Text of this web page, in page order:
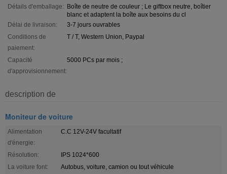
Détails d'emballage: Boîte de neutre de couleur ; Le giftbox neutre, boîtier
blanc et adaptent la boîte aux besoins du cl
Délai de livraison:
3-7 jours ouvrables
Conditions de
paiement:
T / T, Western Union, Paypal
Capacité
d'approvisionnement:
5000 PCs par mois ;
description de
Moniteur de voiture
Alimentation
d'énergie:
C.C 12V-24V facultatif
Résolution:
IPS 1024*600
La voiture font:
Autobus, voiture, camion ou tout véhicule